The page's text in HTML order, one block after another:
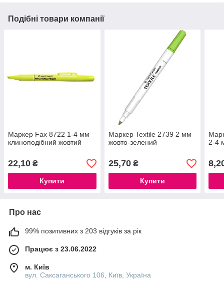
Подібні товари компанії
Маркер Fax 8722 1-4 мм
клиноподібний жовтий
22,10 ₴
Купити
Маркер Textile 2739 2 мм
жовто-зелений
25,70₴
Купити
2-4
Про нас
99% позитивних з 203 відгуків за рік
Працює з 23.06.2022
м. Київ
вул. Саксаганського 106, Київ, Україна